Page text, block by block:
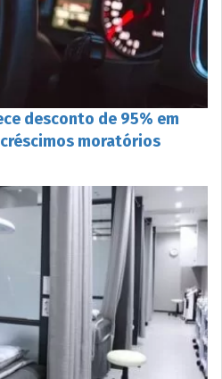
desconto de 95% em
moratórios